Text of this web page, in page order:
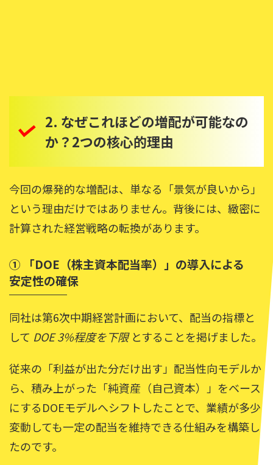
2. なぜこれほどの増配が可能なの
か？2つの核心的理由
今回の爆発的な増配は、単なる「景気が良いから」
という理由だけではありません。背後には、緻密に
計算された経営戦略の転換があります。
① 「DOE（株主資本配当率）」の導入による
安定性の確保
同社は第6次中期経営計画において、配当の指標と
して DOE 3%程度を下限とすることを掲げました。
従来の「利益が出た分だけ出す」配当性向モデルか
ら、積み上がった「純資産（自己資本）」をベース
にするDOEモデルへシフトしたことで、業績が多少
変動しても一定の配当を維持できる仕組みを構築し
たのです。